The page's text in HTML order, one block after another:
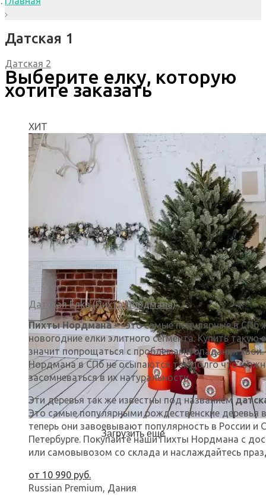
Датская 1
Датская 2
Выберите елку, которую
хотите заказать
ХИТ
Датская Ёлка (Пихта Нордмана)
Пихты Нордмана— это самые популярные в СПб
новогодние елки элитного сегмента. Купить такую
значит попрощаться с проблемами опадания
Нордмана в СПб не осыпаются так долго что
засомневаться в их натуральности.
Эти деревья так же известны под названием
Это самые популярными рождественские деревья
теперь они завоевывают популярность в России и
Петербурге. Покупайте наши Пихты Нордмана с
или самовывозом со склада и наслаждайтесь
от 10 990 руб.
Russian Premium, Дания
Загрузить еще